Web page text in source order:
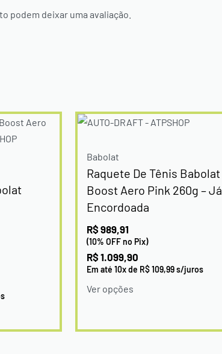
podem deixar uma avaliação.
Babolat
Raquete De Tênis Babolat
Boost Aero Pink 260g – Já
Encordoada
R$ 989,91
(10% OFF no Pix)
R$ 1.099,90
Em até 10x de R$109,99s/juros
Ver opções